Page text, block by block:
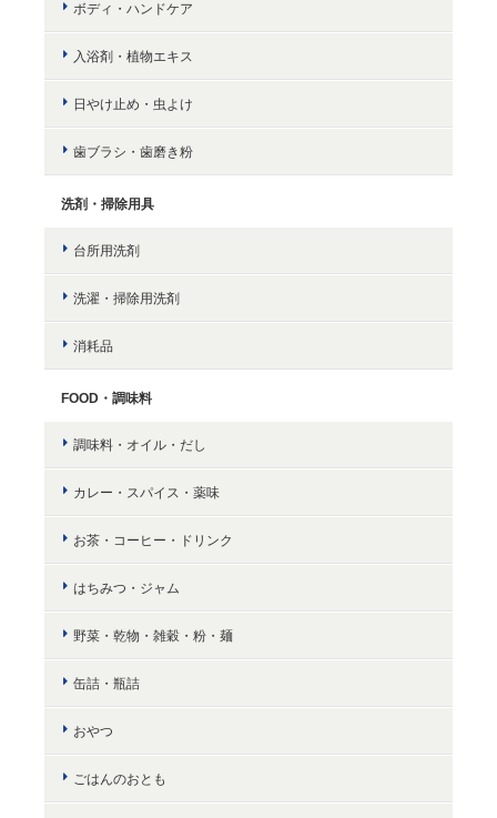
ボディ・ハンドケア
入浴剤・植物エキス
日やけ止め・虫よけ
歯ブラシ・歯磨き粉
洗剤・掃除用具
台所用洗剤
洗濯・掃除用洗剤
消耗品
FOOD・調味料
調味料・オイル・だし
カレー・スパイス・薬味
お茶・コーヒー・ドリンク
はちみつ・ジャム
野菜・乾物・雑穀・粉・麺
缶詰・瓶詰
おやつ
ごはんのおとも